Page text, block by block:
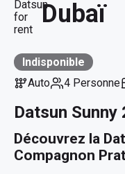
Dubaï
Indisponible
Auto
4 Personne
Datsun Sunny
Découvrez la
Compagnon